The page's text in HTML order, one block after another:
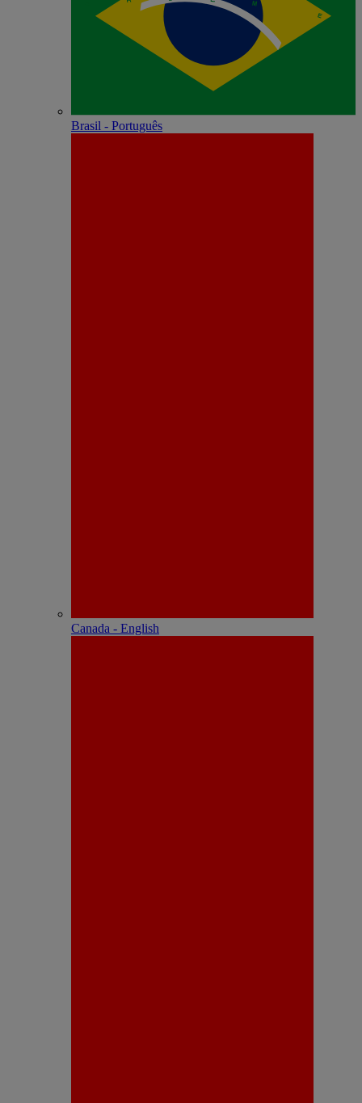
Brasil - Português
Canada - English